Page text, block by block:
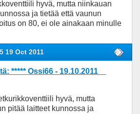
hyvä, mutta niinkauan
ja tietää että vaunun
on 80, ei ole ainakaan minulle
19 Oct 2011
***** Ossi66 - 19.10.2011
hyvä, mutta
pitää laitteet kunnossa ja